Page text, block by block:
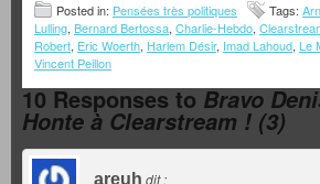
Posted in: Pensées très politiques Tags:
Lulling, Bernard Bertossa, Charlie-Hebdo,
Robert, Eric Woerth, Harlem Désir, Imad Lahoud, Le
Vincent Peillon
10 Responses toBravo
Honte à Clearstream ! (3)
areuh dit :